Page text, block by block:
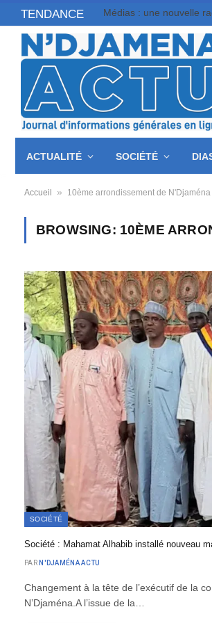
TENDANCE Médias : une nouvelle
ACTUALITÉ SOCIÉTÉ
Accueil » 10ème arrondissement de N'Djaména
BROWSING: 10ÈME
SOCIÉTÉ
Société : Mahamat Alhabib installé nouveau
PAR N'DJAMÉNA ACTU
Changement à la tête de l’exécutif de la
N’Djaména.A l’issue de la…